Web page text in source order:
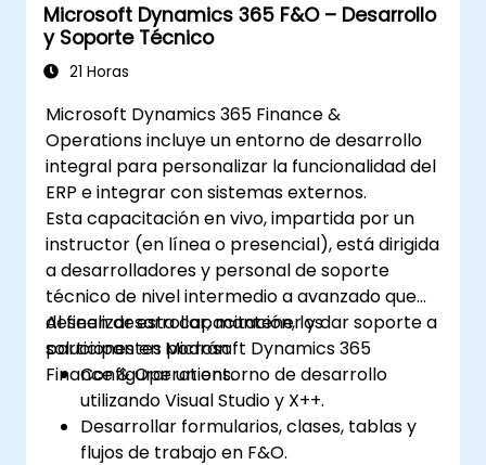
Microsoft Dynamics 365 F&O – Desarrollo
y Soporte Técnico
21 Horas
Microsoft Dynamics 365 Finance &
Operations incluye un entorno de desarrollo
integral para personalizar la funcionalidad del
ERP e integrar con sistemas externos.
Esta capacitación en vivo, impartida por un
instructor (en línea o presencial), está dirigida
a desarrolladores y personal de soporte
técnico de nivel intermedio a avanzado que
deseen desarrollar, mantener y dar soporte a
soluciones en Microsoft Dynamics 365
Finance & Operations.
Al finalizar esta capacitación, los
participantes podrán:
Configurar un entorno de desarrollo
utilizando Visual Studio y X++.
Desarrollar formularios, clases, tablas y
flujos de trabajo en F&O.